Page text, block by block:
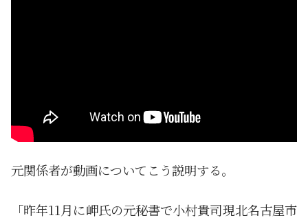
元関係者が動画についてこう説明する。
「昨年11月に岬氏の元秘書で小村貴司現北名古屋市